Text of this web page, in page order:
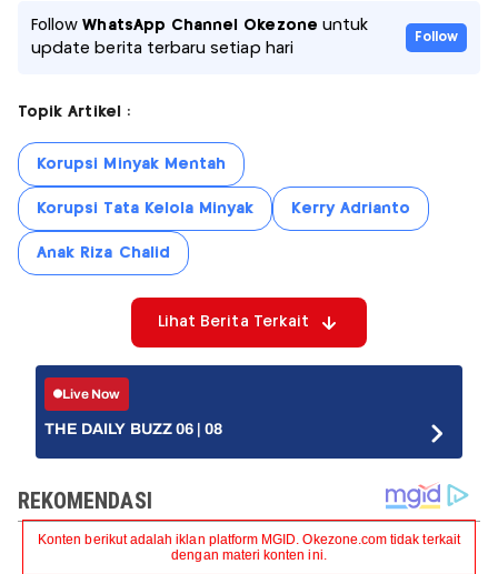
FollowWhatsApp Channel Okezone untuk
update berita terbaru setiap hari
Follow
Topik Artikel :
Korupsi Minyak Mentah
Korupsi Tata Kelola Minyak Kerry Adrianto
Anak Riza Chalid
Lihat Berita Terkait
Live Now
THE DAILY BUZZ 06 | 08